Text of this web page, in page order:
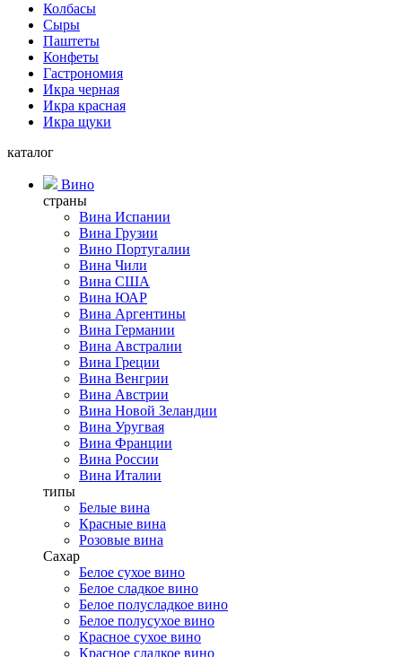
Колбасы
Сыры
Паштеты
Конфеты
Гастрономия
Икра черная
Икра красная
Икра щуки
каталог
Вино
страны
Вина Испании
Вина Грузии
Вино Португалии
Вина Чили
Вина США
Вина ЮАР
Вина Аргентины
Вина Германии
Вина Австралии
Вина Греции
Вина Венгрии
Вина Австрии
Вина Новой Зеландии
Вина Уругвая
Вина Франции
Вина России
Вина Италии
типы
Белые вина
Красные вина
Розовые вина
Сахар
Белое сухое вино
Белое сладкое вино
Белое полусладкое вино
Белое полусухое вино
Красное сухое вино
Красное сладкое вино